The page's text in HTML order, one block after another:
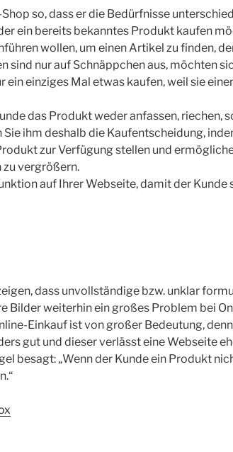
so, dass er die Bedürfnisse
ein bereits bekanntes Produkt kaufen
wollen, um einen Artikel zu finden,
sind nur auf Schnäppchen aus, möchten
ein einziges Mal etwas kaufen, weil sie
das Produkt weder anfassen, riechen,
Sie ihm deshalb die Kaufentscheidung,
zur Verfügung stellen und
vergrößern.
auf Ihrer Webseite, damit der
dass unvollständige bzw. unklar
Bilder weiterhin ein großes Problem bei
Einkauf ist von großer Bedeutung,
gut und dieser verlässt eine Webseite
besagt: „Wenn der Kunde ein Produkt